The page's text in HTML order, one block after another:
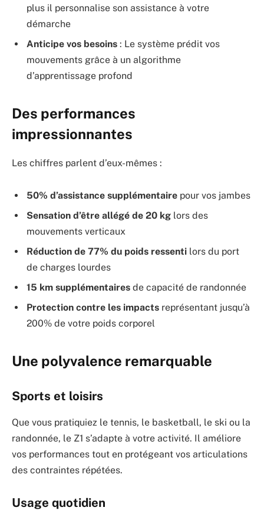
plus il personnalise son assistance à votre
démarche
Anticipe vos besoins : Le système prédit vos
mouvements grâce à un algorithme
d’apprentissage profond
Des performances
impressionnantes
Les chiffres parlent d’eux-mêmes :
50% d’assistance supplémentaire pour vos jambes
Sensation d’être allégé de 20 kg lors des
mouvements verticaux
Réduction de 77% du poids ressenti lors du port
de charges lourdes
15 km supplémentaires de capacité de randonnée
Protection contre les impacts représentant jusqu’à
200% de votre poids corporel
Une polyvalence remarquable
Sports et loisirs
Que vous pratiquiez le tennis, le basketball, le ski ou la
randonnée, le Z1 s’adapte à votre activité. Il améliore
vos performances tout en protégeant vos articulations
des contraintes répétées.
Usage quotidien